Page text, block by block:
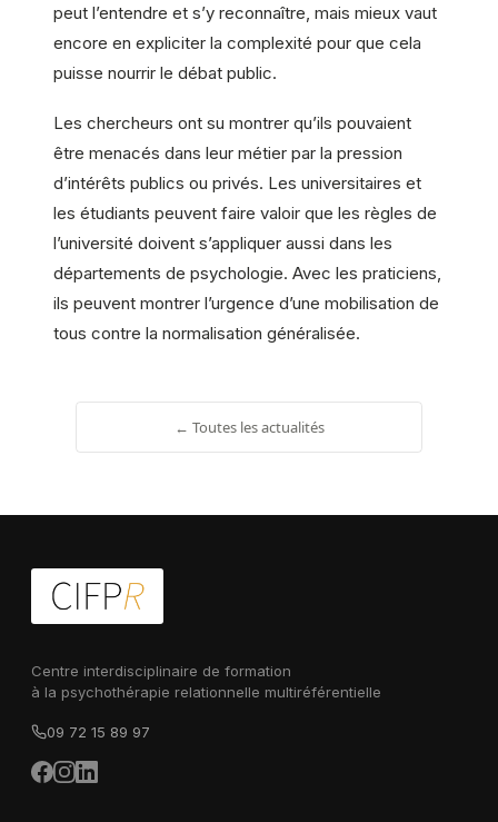
peut l’entendre et s’y reconnaître, mais mieux vaut
encore en expliciter la complexité pour que cela
puisse nourrir le débat public.
Les chercheurs ont su montrer qu’ils pouvaient
être menacés dans leur métier par la pression
d’intérêts publics ou privés. Les universitaires et
les étudiants peuvent faire valoir que les règles de
l’université doivent s’appliquer aussi dans les
départements de psychologie. Avec les praticiens,
ils peuvent montrer l’urgence d’une mobilisation de
tous contre la normalisation généralisée.
← Toutes les actualités
Centre interdisciplinaire de formation
à la psychothérapie relationnelle multiréférentielle
09 72 15 89 97